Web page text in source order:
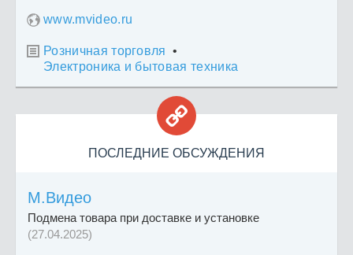
www.mvideo.ru
 Розничная торговля •
Электроника и бытовая техника

ПОСЛЕДНИЕ ОБСУЖДЕНИЯ
М.Видео
Подмена товара при доставке и установке
(27.04.2025)